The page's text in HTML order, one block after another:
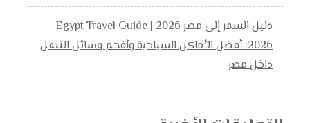
دليل السفر إلى مصر 2026 | Egypt Travel Guide
2026: أفضل الأماكن السياحية وأفخم وسائل التنقل
داخل مصر